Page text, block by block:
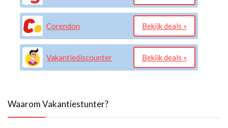
Corendon Bekijk deals »
Vakantiediscounter Bekijk deals »
Waarom Vakantiestunter?